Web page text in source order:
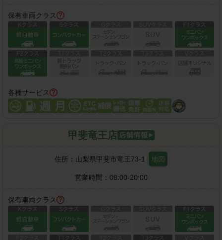
保有車両クラス
各種サービス
甲斐竜王店
住所： 山梨県甲斐市竜王73-1 地図
営業時間： 08:00-20:00
保有車両クラス